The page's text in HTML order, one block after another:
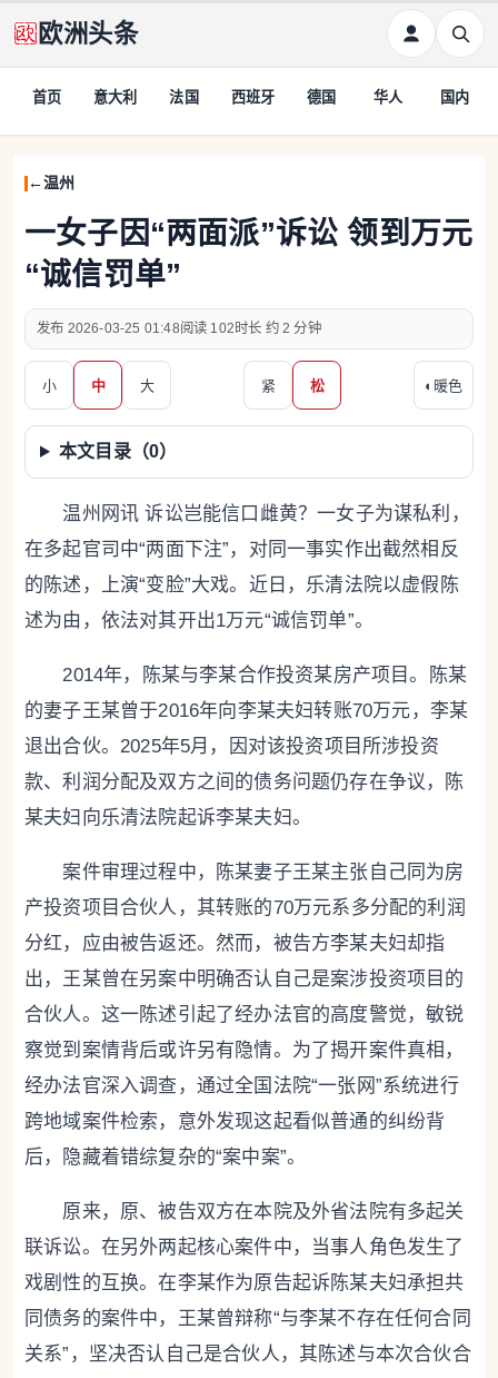
欧洲头条
首页 意大利 法国 西班牙 德国 华人 国内
温州
一女子因“两面派”诉讼 领到万元
“诚信罚单”
2026-03-25 01:48 102 约 2 分钟
小 中 大 紧 松 ◐ 暖色
本文目录（0）
温州网讯 诉讼岂能信口雌黄？一女子为谋私利，
在多起官司中“两面下注”，对同一事实作出截然相反
的陈述，上演“变脸”大戏。近日，乐清法院以虚假陈
述为由，依法对其开出1万元“诚信罚单”。
2014年，陈某与李某合作投资某房产项目。陈某
的妻子王某曾于2016年向李某夫妇转账70万元，李某
退出合伙。2025年5月，因对该投资项目所涉投资
款、利润分配及双方之间的债务问题仍存在争议，陈
某夫妇向乐清法院起诉李某夫妇。
案件审理过程中，陈某妻子王某主张自己同为房
产投资项目合伙人，其转账的70万元系多分配的利润
分红，应由被告返还。然而，被告方李某夫妇却指
出，王某曾在另案中明确否认自己是案涉投资项目的
合伙人。这一陈述引起了经办法官的高度警觉，敏锐
察觉到案情背后或许另有隐情。为了揭开案件真相，
经办法官深入调查，通过全国法院“一张网”系统进行
跨地域案件检索，意外发现这起看似普通的纠纷背
后，隐藏着错综复杂的“案中案”。
原来，原、被告双方在本院及外省法院有多起关
联诉讼。在另外两起核心案件中，当事人角色发生了
戏剧性的互换。在李某作为原告起诉陈某夫妇承担共
同债务的案件中，王某曾辩称“与李某不存在任何合同
关系”，坚决否认自己是合伙人，其陈述与本次合伙合